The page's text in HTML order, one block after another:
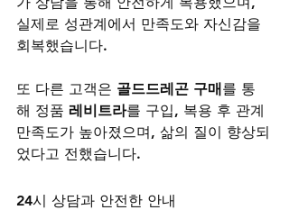
실제로 성관계에서 만족도와 자신감을
회복했습니다.
또 다른 고객은 골드드레곤 구매를 통
해 정품 레비트라를 구입, 복용 후 관계
만족도가 높아졌으며, 삶의 질이 향상되
었다고 전했습니다.
24시 상담과 안전한 안내